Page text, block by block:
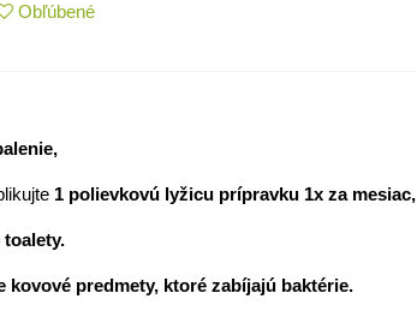
Obľúbené
1 polievkovú lyžicu prípravku 1x za mesiac,
toalety.
predmety, ktoré zabíjajú baktérie.